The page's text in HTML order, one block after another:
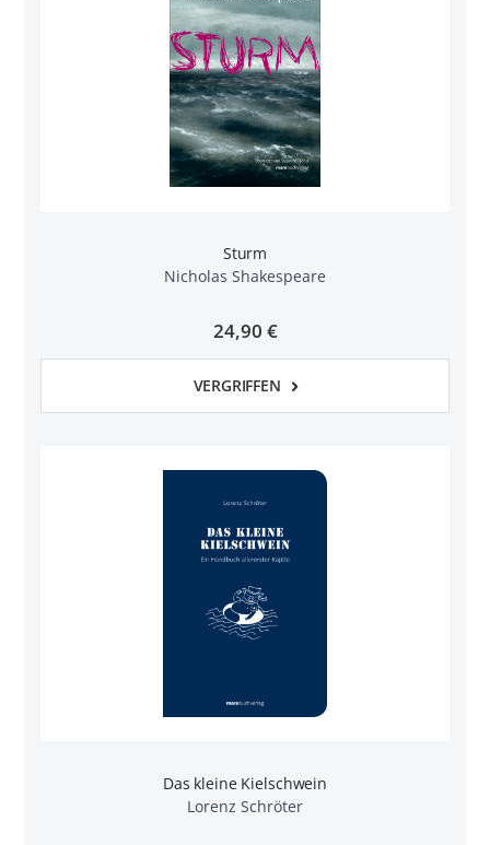
Sturm
Nicholas Shakespeare
24,90 €
VERGRIFFEN
Das kleine Kielschwein
Lorenz Schröter